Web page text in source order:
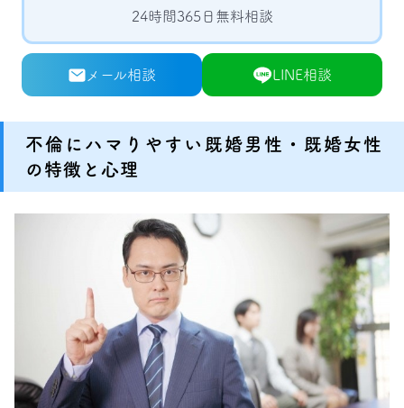
24時間365日無料相談
メール相談 LINE相談
不倫にハマりやすい既婚男性・既婚女性
の特徴と心理